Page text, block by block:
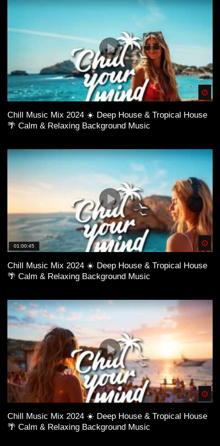
Chill Music Mix 2024 ☀️ Deep House & Tropical House
🌴 Calm & Relaxing Background Music
01:00:45
Chill Music Mix 2024 ☀️ Deep House & Tropical House
🌴 Calm & Relaxing Background Music
Chill Music Mix 2024 ☀️ Deep House & Tropical House
🌴 Calm & Relaxing Background Music